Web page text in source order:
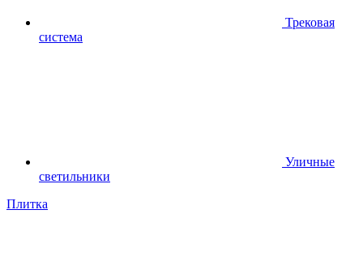
Трековая
система
Уличные
светильники
Плитка